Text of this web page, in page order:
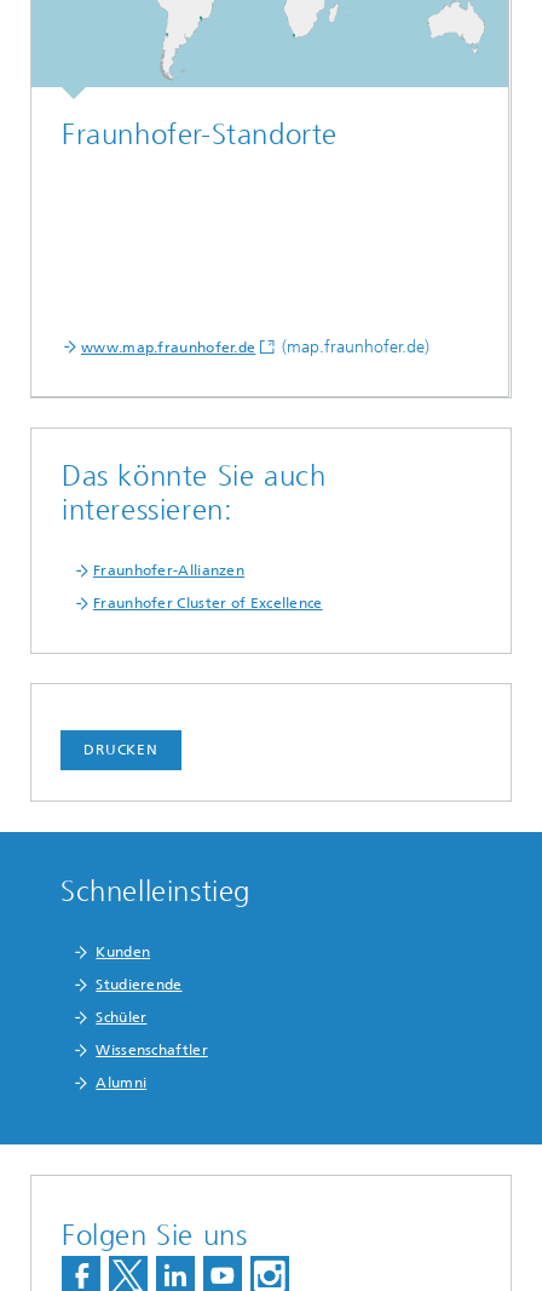
Fraunhofer-Standorte
www.map.fraunhofer.de (map.fraunhofer.de)
Das könnte Sie auch
interessieren:
Fraunhofer-Allianzen
Fraunhofer Cluster of Excellence
DRUCKEN
Schnelleinstieg
Kunden
Studierende
Schüler
Wissenschaftler
Alumni
Folgen Sie uns